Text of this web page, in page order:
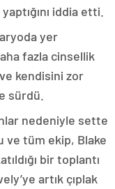
iddia etti.
yer
fazla cinsellik
kendisini zor
sürdü.
nedeniyle sette
ve tüm ekip, Blake
bir toplantı
artık çıplak